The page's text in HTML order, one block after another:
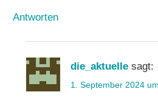
Antworten
die_aktuelle sagt:
1. September 2024